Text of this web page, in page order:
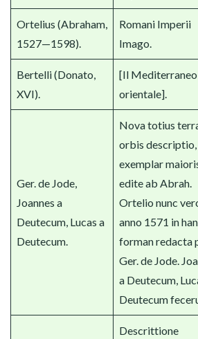
Ortelius (Abraham,
1527—1598).
Romani Imperii
Imago.
Bertelli (Donato,
XVI).
[Il Mediterraneo
orientale].
Ger. de Jode,
Joannes a
Deutecum, Lucas a
Deutecum.
Nova totius
orbis descriptio,
exemplar
edite ab Abrah.
Ortelio nunc
anno 1571 in
forman redacta
Ger. de Jode.
a Deutecum,
Deutecum
Descrittione